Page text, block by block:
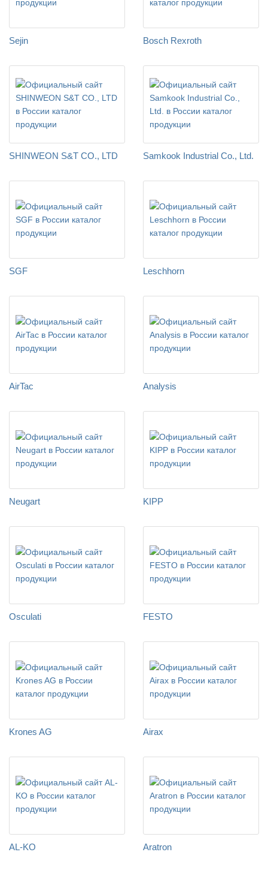
Sejin Bosch Rexroth
SHINWEON S&T CO., LTD Samkook Industrial Co., Ltd.
SGF Leschhorn
AirTac Analysis
Neugart KIPP
Osculati FESTO
Krones AG Airax
AL-KO Aratron